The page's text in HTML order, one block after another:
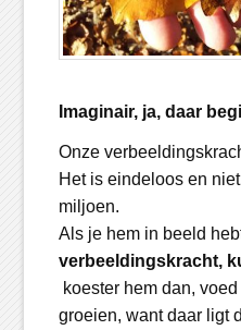
Imaginair, ja, daar
Onze
Het is eindeloos en
miljoen.
Als je hem in beeld
verbeeldingskracht,
koester hem dan,
groeien, want daar ligt